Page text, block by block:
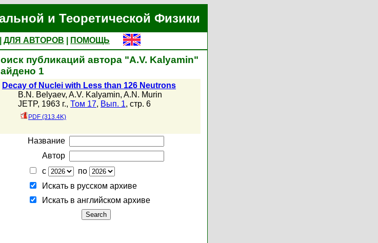
и Теоретической Физики
ДЛЯ АВТОРОВ
ПОМОЩЬ
публикаций автора "A.V. Kalyamin"
1
Decay of Nuclei with Less than 126 Neutrons
B.N. Belyaev, A.V. Kalyamin, A.N. Murin
JETP, 1963 г., Том 17, Вып. 1, стр. 6
PDF (313.4K)
Название
Автор
с
по
Искать в русском архиве
Искать в английском архиве